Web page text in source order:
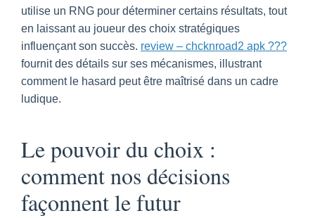
utilise un RNG pour déterminer certains résultats, tout
en laissant au joueur des choix stratégiques
influençant son succès. review – chcknroad2 apk ???
fournit des détails sur ses mécanismes, illustrant
comment le hasard peut être maîtrisé dans un cadre
ludique.
Le pouvoir du choix :
comment nos décisions
façonnent le futur